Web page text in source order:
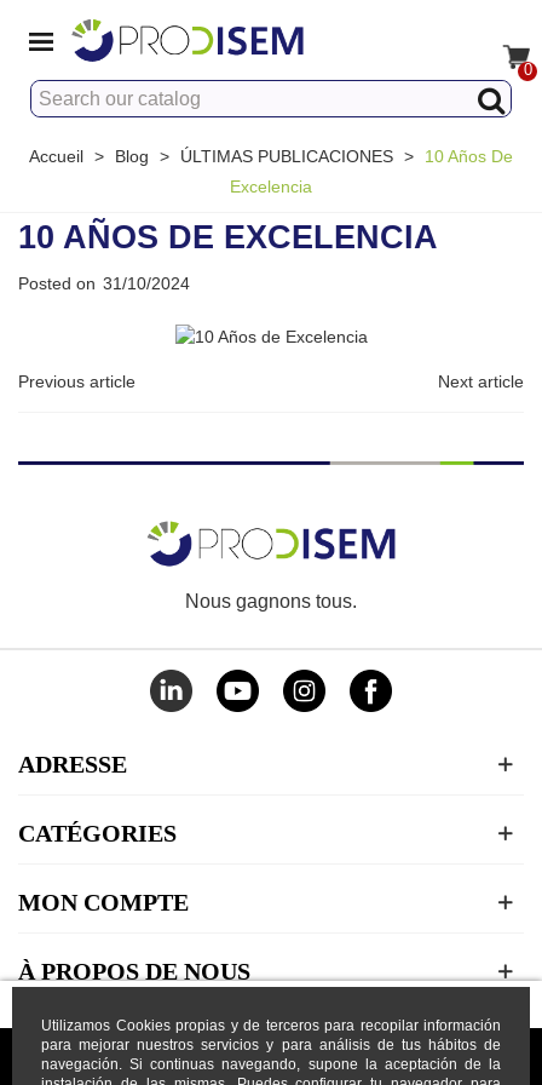
Utilizamos Cookies propias y de terceros para recopilar información
para mejorar nuestros servicios y para análisis de tus hábitos de
navegación. Si continuas navegando, supone la aceptación de la
0
Accueil > Blog > ÚLTIMAS PUBLICACIONES >
10 Años De
Excelencia
10 AÑOS DE EXCELENCIA
Posted on 31/10/2024
Previous article Next article
Nous gagnons tous.
ADRESSE
CATÉGORIES
MON COMPTE
À PROPOS DE NOUS